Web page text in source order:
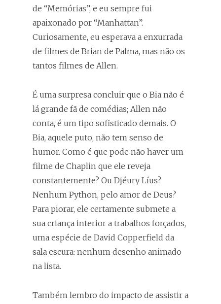
de “Memórias”, e eu sempre fui
apaixonado por “Manhattan”.
Curiosamente, eu esperava a enxurrada
de filmes de Brian de Palma, mas não os
tantos filmes de Allen.
É uma surpresa concluir que o Bia não é
lá grande fã de comédias; Allen não
conta, é um tipo sofisticado demais. O
Bia, aquele puto, não tem senso de
humor. Como é que pode não haver um
filme de Chaplin que ele reveja
constantemente? Ou Djéury Líus?
Nenhum Python, pelo amor de Deus?
Para piorar, ele certamente submete a
sua criança interior a trabalhos forçados,
uma espécie de David Copperfield da
sala escura: nenhum desenho animado
na lista.
Também lembro do impacto de assistir a